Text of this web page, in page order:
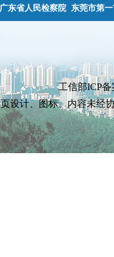
广东省人民检察院 东莞市第
工信部ICP
设计、图标、内容未经